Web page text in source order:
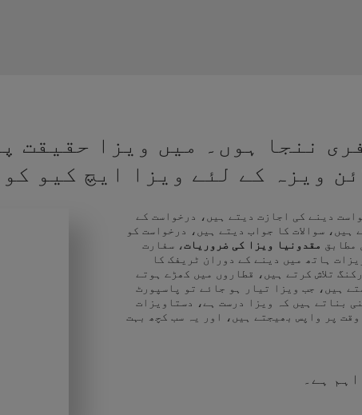
ننجا ہوں۔ میں ویزا حقیقت
ویزہ کے لئے ویزا ایچ کیو
دینے کی اجازت دیتے ہیں، درخواست کے
ہیں، سوالات کا جواب دیتے ہیں، درخواست کو
مطابق
مقدونیا ویزا کی ضروریات، سفارت
ہاتھ میں دینے کے دوران ٹریفک کا
تلاش کرتے ہیں، قطاروں میں کھڑے ہوتے
ہیں، جب ویزا تیار ہو جائے تو پاسپورٹ
بناتے ہیں کہ ویزا درست ہے، دستاویزات
پر واپس بھیجتے ہیں، اور یہ سب کچھ بہت
ہے۔